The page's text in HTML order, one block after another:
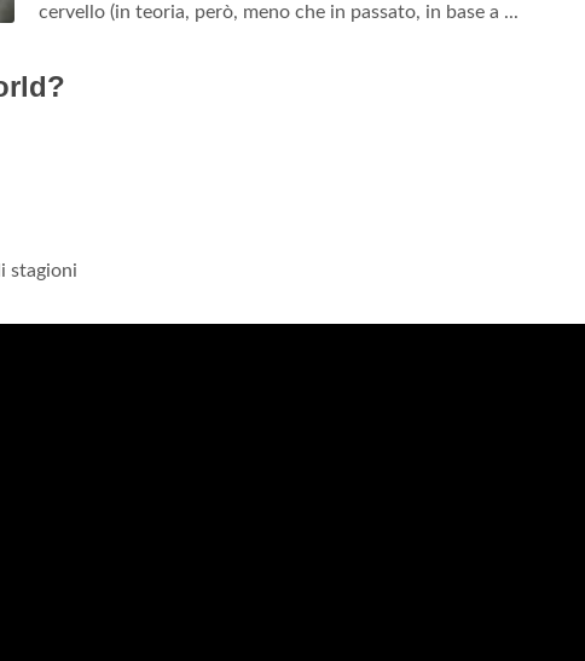
cervello (in teoria, però, meno che in passato, in base a ...
stagioni